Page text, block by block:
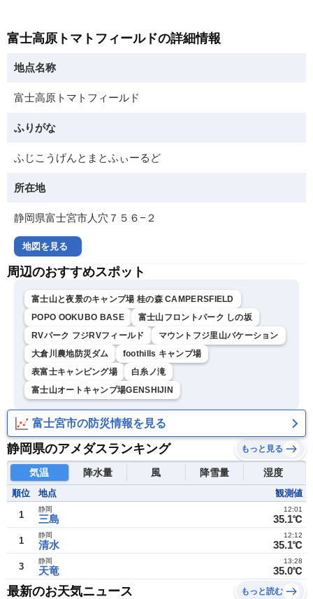
富士高原トマトフィールドの詳細情報
地点名称
富士高原トマトフィールド
ふりがな
ふじこうげんとまとふぃーるど
所在地
静岡県富士宮市人穴７５６−２
地図を見る
周辺のおすすめスポット
富士山と夜景のキャンプ場 桂の森 CAMPERSFIELD
POPO OOKUBO BASE
富士山フロントパーク しの坂
RVパーク フジRVフィールド
マウントフジ里山バケーション
大倉川農地防災ダム
foothills キャンプ場
表富士キャンピング場
白糸ノ滝
富士山オートキャンプ場GENSHIJIN
富士宮市の防災情報を見る
静岡県のアメダスランキング もっと見る
気温 降水量 風 降雪量 湿度
順位 地点 観測値
1 三島
静岡
35.1℃
12:01
1 清水
静岡
35.1℃
12:12
3 天竜
静岡
35.0℃
13:28
最新のお天気ニュース もっと読む